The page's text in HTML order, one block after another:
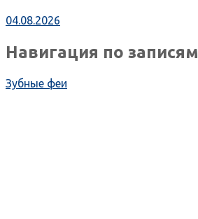
04.08.2026
Навигация по записям
Зубные феи